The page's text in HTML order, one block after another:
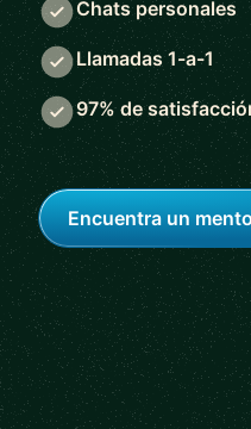
Chats personales
Llamadas 1-a-1
97% de
Encuentra un